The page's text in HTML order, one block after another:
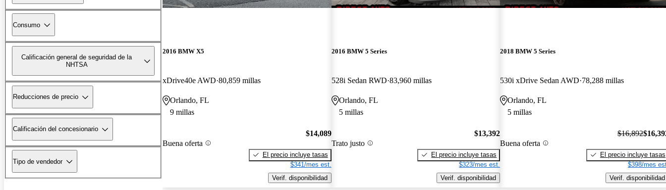
Consumo
Calificación general de seguridad de la
NHTSA
Reducciones de precio
Calificación del concesionario
Tipo de vendedor
2016 BMW X5
xDrive40e AWD 80,859 millas
Orlando, FL
9 millas
Buena oferta
$14,089
El precio incluye tasas
$341/mes est.
Verif. disponibilidad
2016 BMW 5 Series
528i Sedan RWD 83,960 millas
Orlando, FL
5 millas
Trato justo
$13,392
El precio incluye tasas
$323/mes est.
Verif. disponibilidad
2018 BMW 5 Series
530i xDrive Sedan AWD 78,288 millas
Orlando, FL
5 millas
Buena oferta
$16,892
El precio incluye tasas
$398/mes
Verif. disponibilidad